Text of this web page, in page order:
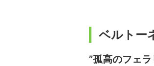
ベルトー
”孤高のフェ